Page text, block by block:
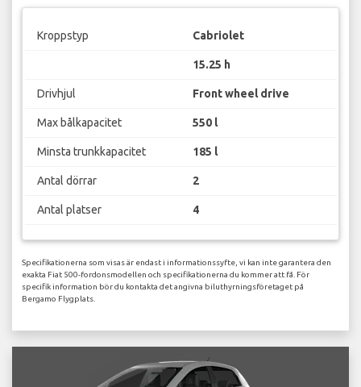
Kroppstyp Cabriolet
15.25 h
Drivhjul Front wheel drive
Max bålkapacitet 550 l
Minsta trunkkapacitet 185 l
Antal dörrar 2
Antal platser 4
Specifikationerna som visas är endast i informationssyfte, vi kan inte garantera den
exakta Fiat 500-fordonsmodellen och specifikationerna du kommer att få. För
specifik information bör du kontakta det angivna biluthyrningsföretaget på
Bergamo Flygplats.